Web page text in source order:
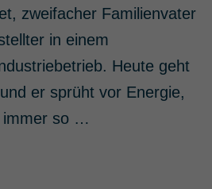
zweifacher Familienvater
in einem
Heute geht
er sprüht vor Energie,
immer so …